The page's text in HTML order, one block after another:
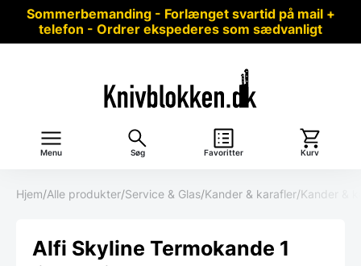
Sommerbemanding - Forlænget svartid på mail +
telefon - Ordrer ekspederes som sædvanligt
Menu Søg Favoritter Kurv
Hjem/Alle produkter/Service & Glas/Kander & karafler/Kander &
Alfi Skyline Termokande 1